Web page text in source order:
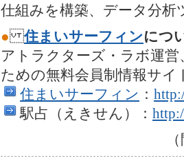
仕組みを構築、データ分
●
住まいサーフィンにつ
アトラクターズ・ラボ運
ための無料会員制情報サイ
住まいサーフィン ：
駅占（えきせん）：